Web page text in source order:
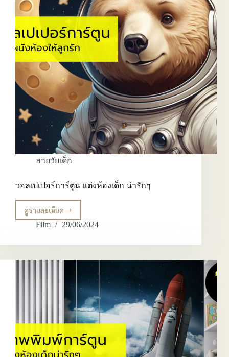
รักๆ
ลายวัยเด็ก
วอลเปเปอร์การ์ตูน แต่งห้องเด็ก น่ารักๆ
ดูรายละเอียดวอลเปเปอร์
การ์ตูน
ห้อง
น่า
Film 29/06/2024